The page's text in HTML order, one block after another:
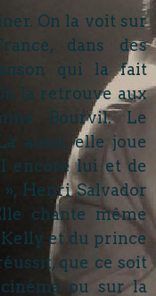
On la voit sur
dans des
qui la fait
la retrouve aux
Bourvil. Le
aussi, elle joue
encore lui et de
», Henri Salvador
chante même
et du prince
que ce soit
ou sur la